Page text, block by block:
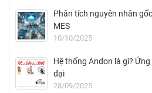
Phân tích nguyên nhân
MES
10/10/2025
Hệ thống Andon là gì?
đại
28/09/2025